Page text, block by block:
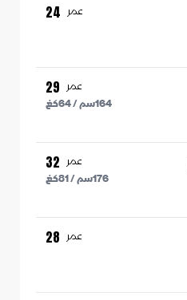
عمر 24
عمر 29
164سم /64كغ
عمر 32
176سم /81كغ
عمر 28